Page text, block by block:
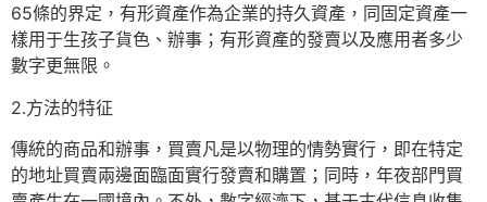
65條的界定，有形資產作為企業的持久資產，同固定資產一
樣用于生孩子貨色、辦事；有形資產的發賣以及應用者多少
數字更無限。
2.方法的特征
傳統的商品和辦事，買賣凡是以物理的情勢實行，即在特定
的地址買賣兩邊面臨面實行發賣和購置；同時，年夜部門買